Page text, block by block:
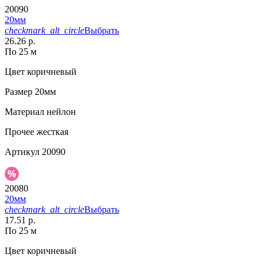
20090
20мм
checkmark_alt_circleВыбрать
26.26 р.
По 25 м
Цвет коричневый
Размер 20мм
Материал нейлон
Прочее жесткая
Артикул 20090
20080
20мм
checkmark_alt_circleВыбрать
17.51 р.
По 25 м
Цвет коричневый